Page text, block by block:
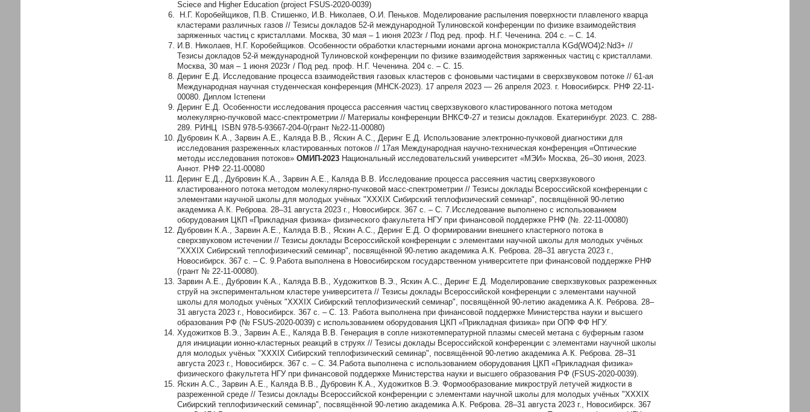
Sciece and Higher Education (project FSUS-2020-0039)
Н.Г. Коробейщиков, П.В. Стишенко, И.В. Николаев, О.И. Пеньков. Моделирование распыления поверхности плавленого кварца
кластерами различных газов // Тезисы докладов 52-й международной Тулиновской конференции по физике взаимодействия
заряженных частиц с кристаллами. Москва, 30 мая – 1 июня 2023г / Под ред. проф. Н.Г. Чеченина. 204 с. – С. 14.
И.В. Николаев, Н.Г. Коробейщиков. Особенности обработки кластерными ионами аргона монокристалла KGd(WO4)2:Nd3+ //
Тезисы докладов 52-й международной Тулиновской конференции по физике взаимодействия заряженных частиц с кристаллами.
Москва, 30 мая – 1 июня 2023г / Под ред. проф. Н.Г. Чеченина. 204 с. – С. 15.
Деринг Е.Д. Исследование процесса взаимодействия газовых кластеров с фоновыми частицами в сверхзвуковом потоке // 61-ая
Международная научная студенческая конференция (МНСК-2023). 17 апреля 2023 — 26 апреля 2023. г. Новосибирск. РНФ 22-11-
00080. Диплом Iстепени
Деринг Е.Д. Особенности исследования процесса рассеяния частиц сверхзвукового кластированного потока методом
молекулярно-пучковой масс-спектрометрии // Материалы конференции ВНКСФ-27 и тезисы докладов. Екатеринбург. 2023. С. 288-
289. РИНЦ ISBN 978-5-93667-204-0(грант №22-11-00080)
Дубровин К.А., Зарвин А.Е., Каляда В.В., Яскин А.С., Деринг Е.Д. Использование электронно-пучковой диагностики для
исследования разреженных кластированных потоков // 17ая Международная научно-техническая конференция «Оптические
методы исследования потоков» ОМИП-2023 Национальный исследовательский университет «МЭИ» Москва, 26–30 июня, 2023.
Аннот. РНФ 22-11-00080
Деринг Е.Д., Дубровин К.А., Зарвин А.Е., Каляда В.В. Исследование процесса рассеяния частиц сверхзвукового
кластированного потока методом молекулярно-пучковой масс-спектрометрии // Тезисы доклады Всероссийской конференции с
элементами научной школы для молодых учёных "XXXIX Сибирский теплофизический семинар", посвящённой 90-летию
академика А.К. Реброва. 28–31 августа 2023 г., Новосибирск. 367 с. – С. 7.Исследование выполнено с использованием
оборудования ЦКП «Прикладная физика» физического факультета НГУ при финансовой поддержке РНФ (№. 22-11-00080)
Дубровин К.А., Зарвин А.Е., Каляда В.В., Яскин А.С., Деринг Е.Д. О формировании внешнего кластерного потока в
сверхзвуковом истечении // Тезисы доклады Всероссийской конференции с элементами научной школы для молодых учёных
"XXXIX Сибирский теплофизический семинар", посвящённой 90-летию академика А.К. Реброва. 28–31 августа 2023 г.,
Новосибирск. 367 с. – С. 9.Работа выполнена в Новосибирском государственном университете при финансовой поддержке РНФ
(грант № 22-11-00080).
Зарвин А.Е., Дубровин К.А., Каляда В.В., Художитков В.Э., Яскин А.С., Деринг Е.Д. Моделирование сверхзвуковых разреженных
струй на экспериментальном кластере университета // Тезисы доклады Всероссийской конференции с элементами научной
школы для молодых учёных "XXXIX Сибирский теплофизический семинар", посвящённой 90-летию академика А.К. Реброва. 28–
31 августа 2023 г., Новосибирск. 367 с. – С. 13. Работа выполнена при финансовой поддержке Министерства науки и высшего
образования РФ (№ FSUS-2020-0039) с использованием оборудования ЦКП «Прикладная физика» при ОПФ ФФ НГУ.
Художитков В.Э., Зарвин А.Е., Каляда В.В. Генерация в сопле низкотемпературной плазмы смесей метана с буферным газом
для инициации ионно-кластерных реакций в струях // Тезисы доклады Всероссийской конференции с элементами научной школы
для молодых учёных "XXXIX Сибирский теплофизический семинар", посвящённой 90-летию академика А.К. Реброва. 28–31
августа 2023 г., Новосибирск. 367 с. – С. 34.Работа выполнена с использованием оборудования ЦКП «Прикладная физика»
физического факультета НГУ при финансовой поддержке Министерства науки и высшего образования РФ (FSUS-2020-0039).
Яскин А.С., Зарвин А.Е., Каляда В.В., Дубровин К.А., Художитков В.Э. Формообразование микроструй летучей жидкости в
разреженной среде // Тезисы доклады Всероссийской конференции с элементами научной школы для молодых учёных "XXXIX
Сибирский теплофизический семинар", посвящённой 90-летию академика А.К. Реброва. 28–31 августа 2023 г., Новосибирск. 367